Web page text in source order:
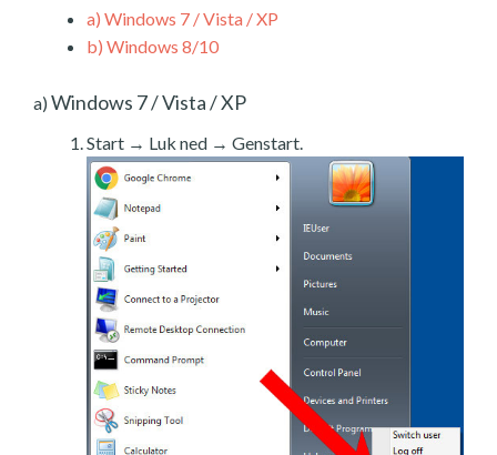
a) Windows 7 / Vista / XP
b) Windows 8/10
a) Windows 7 / Vista / XP
Start → Luk ned → Genstart.